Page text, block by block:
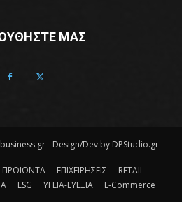
ΜΑΣ
- Design/Dev by DPStudio.gr
ΠΡΟΙΟΝΤΑ ΕΠΙΧΕΙΡΗΣΕΙΣ
RETAIL
ESG ΥΓΕΙΑ-ΕΥΕΞΙΑ E-Commerce